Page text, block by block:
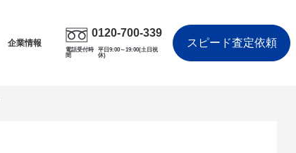
企業情報
0120-700-339
電話受付時
間
平日9:00～19:00(土日祝
休)
スピード査定依頼